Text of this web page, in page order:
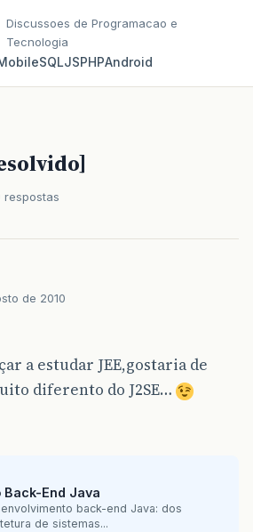
Discussoes de Programacao e
Tecnologia
SQLJSPHPAndroid
respostas
de 2010
a estudar JEE,gostaria de
diferento do J2SE…
End Java
back-end Java: dos
de sistemas...